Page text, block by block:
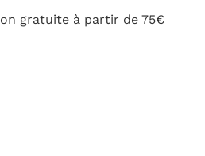
gratuite à partir de 75€